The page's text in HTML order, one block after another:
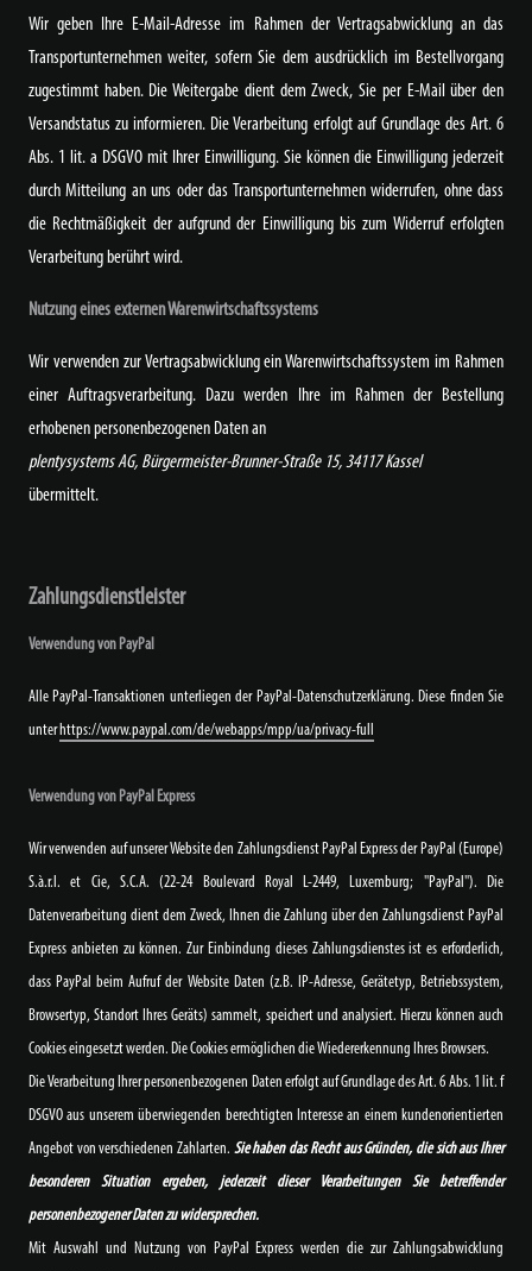
Wir geben Ihre E-Mail-Adresse im Rahmen der Vertragsabwicklung an das
Transportunternehmen weiter, sofern Sie dem ausdrücklich im Bestellvorgang
zugestimmt haben. Die Weitergabe dient dem Zweck, Sie per E-Mail über den
Versandstatus zu informieren. Die Verarbeitung erfolgt auf Grundlage des Art. 6
Abs. 1 lit. a DSGVO mit Ihrer Einwilligung. Sie können die Einwilligung jederzeit
durch Mitteilung an uns oder das Transportunternehmen widerrufen, ohne dass
die Rechtmäßigkeit der aufgrund der Einwilligung bis zum Widerruf erfolgten
Verarbeitung berührt wird.
Nutzung eines externen Warenwirtschaftssystems
Wir verwenden zur Vertragsabwicklung ein Warenwirtschaftssystem im Rahmen
einer Auftragsverarbeitung. Dazu werden Ihre im Rahmen der Bestellung
erhobenen personenbezogenen Daten an
plentysystems AG, Bürgermeister-Brunner-Straße 15, 34117 Kassel
übermittelt.
Zahlungsdienstleister
Verwendung von PayPal
Alle PayPal-Transaktionen unterliegen der PayPal-Datenschutzerklärung. Diese finden Sie
unterhttps://www.paypal.com/de/webapps/mpp/ua/privacy-full
Verwendung von PayPal Express
Wir verwenden auf unserer Website den Zahlungsdienst PayPal Express der PayPal (Europe)
S.à.r.l. et Cie, S.C.A. (22-24 Boulevard Royal L-2449, Luxemburg; "PayPal"). Die
Datenverarbeitung dient dem Zweck, Ihnen die Zahlung über den Zahlungsdienst PayPal
Express anbieten zu können. Zur Einbindung dieses Zahlungsdienstes ist es erforderlich,
dass PayPal beim Aufruf der Website Daten (z.B. IP-Adresse, Gerätetyp, Betriebssystem,
Browsertyp, Standort Ihres Geräts) sammelt, speichert und analysiert. Hierzu können auch
Cookies eingesetzt werden. Die Cookies ermöglichen die Wiedererkennung Ihres Browsers.
Die Verarbeitung Ihrer personenbezogenen Daten erfolgt auf Grundlage des Art. 6 Abs. 1 lit. f
DSGVO aus unserem überwiegenden berechtigten Interesse an einem kundenorientierten
Angebot von verschiedenen Zahlarten. Sie haben das Recht aus Gründen, die sich aus Ihrer
besonderen Situation ergeben, jederzeit dieser Verarbeitungen Sie betreffender
personenbezogener Daten zu widersprechen.
Mit Auswahl und Nutzung von PayPal Express werden die zur Zahlungsabwicklung